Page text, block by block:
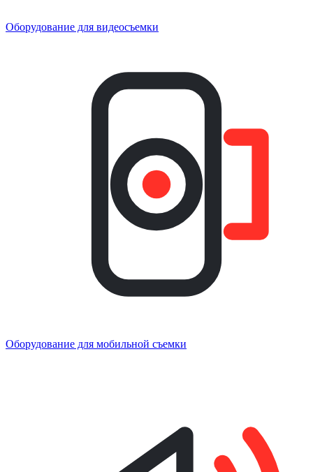
Оборудование для видеосъемки
Оборудование для мобильной съемки